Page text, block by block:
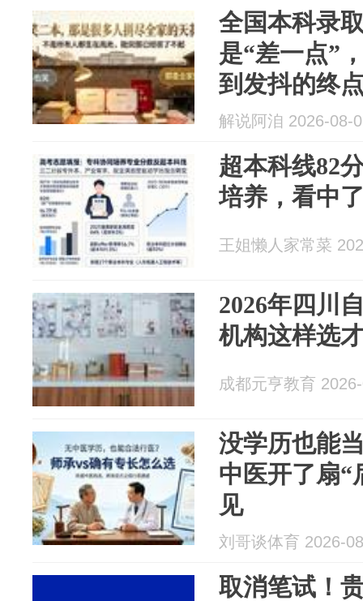
全国本科录
是“差一点”
到发抖的终
解说阿洎 2026-08-
超本科线82
培养，看中
王姐懒人家常菜
2026年四川
机构这样选
成都元亨教育
没学历也能
中医开了扇“
见
刘哥谈体育 2026-
取消笔试！